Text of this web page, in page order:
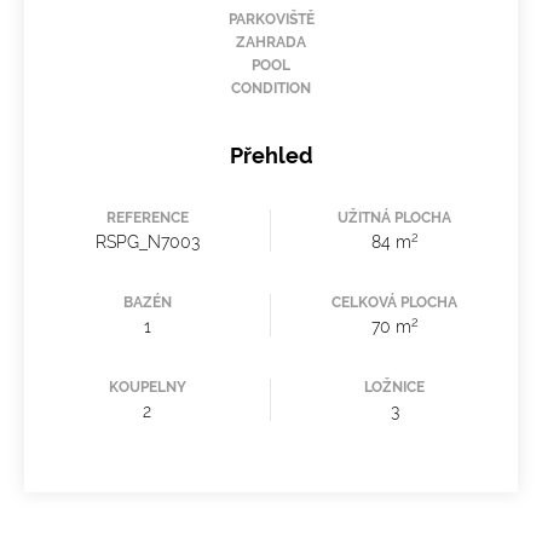
PARKOVIŠTĚ
ZAHRADA
POOL
CONDITION
Přehled
REFERENCE
RSPG_N7003
UŽITNÁ PLOCHA
84 m2
BAZÉN
1
CELKOVÁ PLOCHA
70 m2
KOUPELNY
2
LOŽNICE
3